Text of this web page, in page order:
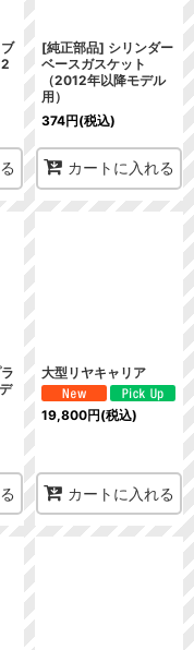
[純正部品] シリンダー
ベースガスケット
（2012年以降モデル
用）
374円(税込)
カートに入れる
大型リヤキャリア
19,800円(税込)
カートに入れる